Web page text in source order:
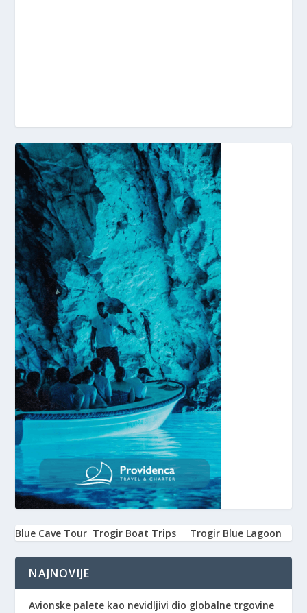
Blue Cave Tour Trogir Boat Trips Trogir Blue Lagoon
NAJNOVIJE
Avionske palete kao nevidljivi dio globalne trgovine